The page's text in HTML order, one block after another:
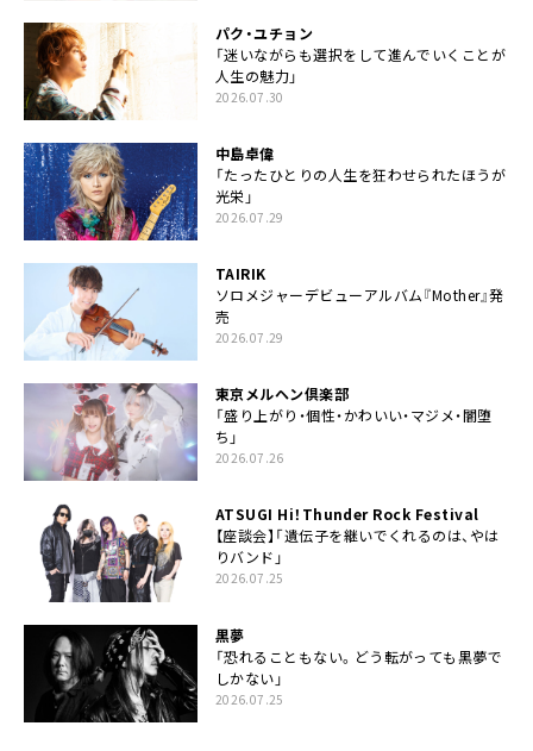
パク・ユチョン
「迷いながらも選択をして進んでいくことが
人生の魅力」
2026.07.30
中島卓偉
「たったひとりの人生を狂わせられたほうが
光栄」
2026.07.29
TAIRIK
ソロメジャーデビューアルバム『Mother』発
売
2026.07.29
東京メルヘン倶楽部
「盛り上がり・個性・かわいい・マジメ・闇堕
ち」
2026.07.26
ATSUGI Hi！Thunder Rock Festival
【座談会】「遺伝子を継いでくれるのは、やは
りバンド」
2026.07.25
黒夢
「恐れることもない。どう転がっても黒夢で
しかない」
2026.07.25